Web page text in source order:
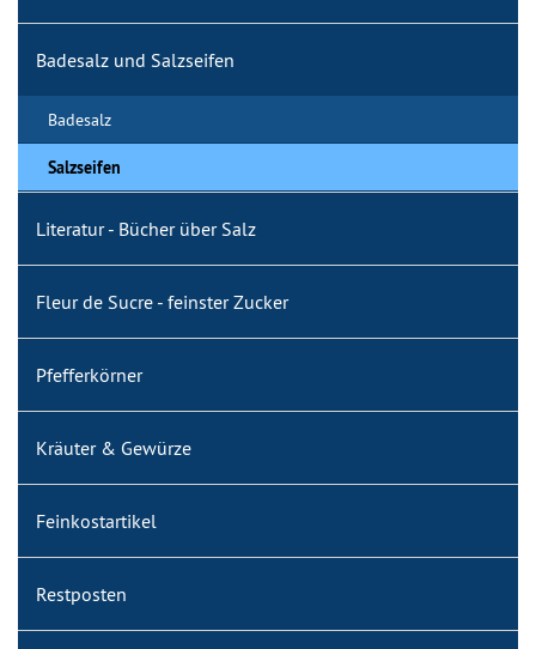
Badesalz und Salzseifen
Badesalz
Salzseifen
Literatur - Bücher über Salz
Fleur de Sucre - feinster Zucker
Pfefferkörner
Kräuter & Gewürze
Feinkostartikel
Restposten